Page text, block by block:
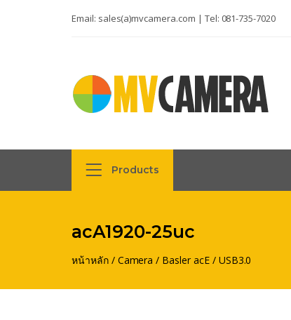
Email: sales(a)mvcamera.com | Tel: 081-735-7020
Products
acA1920-25uc
หน้าหลัก/ Camera / Basler acE/ USB3.0